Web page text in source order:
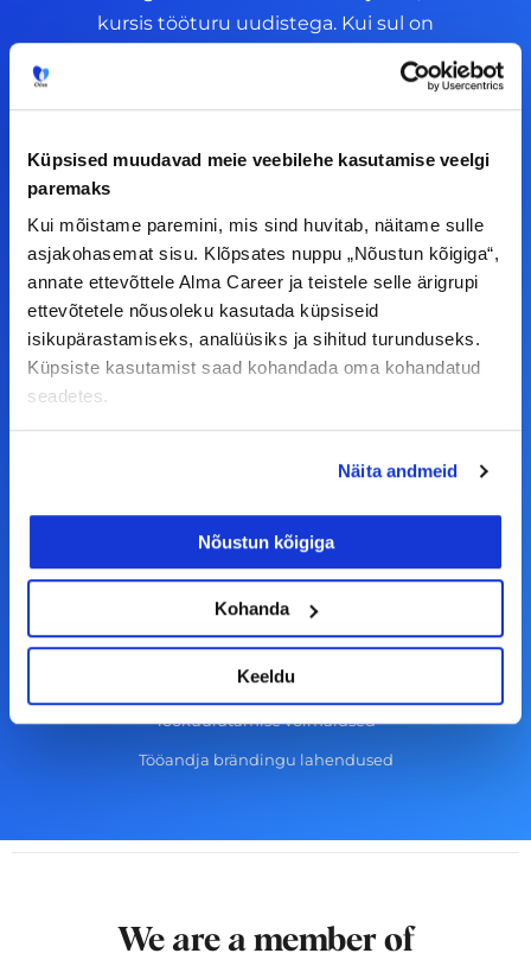
Küpsised muudavad meie veebilehe kasutamise veelgi
paremaks
Kui mõistame paremini, mis sind huvitab, näitame sulle
asjakohasemat sisu. Klõpsates nuppu „Nõustun kõigiga“,
annate ettevõttele Alma Career ja teistele selle ärigrupi
ettevõtetele nõusoleku kasutada küpsiseid
isikupärastamiseks, analüüsiks ja sihitud turunduseks.
Küpsiste kasutamist saad kohandada oma kohandatud
seadetes.
Näita andmeid
Nõustun kõigiga
Kohanda
Keeldu
kursis tööturu uudistega. Kui sul on
teha koostööd, siis võta meiega julgelt ühendust.
F
a
c
e
b
o
k
I
n
s
t
a
g
a
L
i
n
k
e
d
n
Y
o
u
t
u
b
© Alma Career Estonia OÜ
Tööotsijale
Kasutustingimused
Tööandjale
Lisa töökuulutus CV.ee lehele
CV-Online värbamisteenused
Töökuulutamise võimalused
Tööandja brändingu lahendused
We are a member of